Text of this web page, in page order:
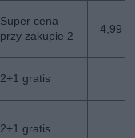
Super cena
przy zakupie 2
4,99
2+1 gratis
2+1 gratis